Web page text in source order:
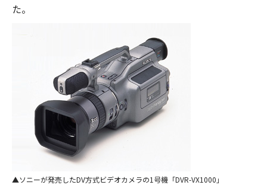
た。
ソニーが発売したDV方式ビデオカメラの1号機「DVR-VX1000」